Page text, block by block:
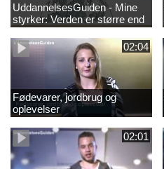
UddannelsesGuiden - Mine
styrker: Verden er større end
dig og du bidrager til den
02:04
Fødevarer, jordbrug og
oplevelser
02:01